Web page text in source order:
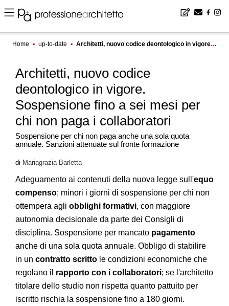
Home ▪ up-to-date ▪ Architetti, nuovo codice deontologico in vigore. Sospensione fino a sei mesi per chi non paga i collaboratori
Architetti, nuovo codice
deontologico in vigore.
Sospensione fino a sei mesi per
chi non paga i collaboratori
Sospensione per chi non paga anche una sola quota
annuale. Sanzioni attenuate sul fronte formazione
di Mariagrazia Barletta
Adeguamento ai contenuti della nuova legge sull'equo
compenso; minori i giorni di sospensione per chi non
ottempera agli obblighi formativi, con maggiore
autonomia decisionale da parte dei Consigli di
disciplina. Sospensione per mancato pagamento
anche di una sola quota annuale. Obbligo di stabilire
in un contratto scritto le condizioni economiche che
regolano il rapporto con i collaboratori; se l'architetto
titolare dello studio non rispetta quanto pattuito per
iscritto rischia la sospensione fino a 180 giorni.